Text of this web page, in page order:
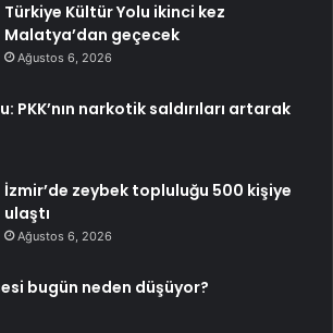
Türkiye Kültür Yolu ikinci kez
Malatya’dan geçecek
Ağustos 6, 2026
PKK’nın narkotik saldırıları artarak
İzmir’de zeybek topluluğu 500 kişiye
ulaştı
Ağustos 6, 2026
bugün neden düşüyor?